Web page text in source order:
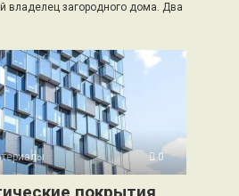
владелец загородного дома. Два
0